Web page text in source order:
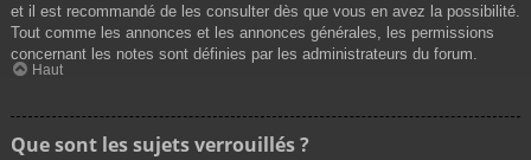
et il est recommandé de les consulter dès que vous en avez la possibilité.
Tout comme les annonces et les annonces générales, les permissions
concernant les notes sont définies par les administrateurs du forum.
Haut
Que sont les sujets verrouillés ?